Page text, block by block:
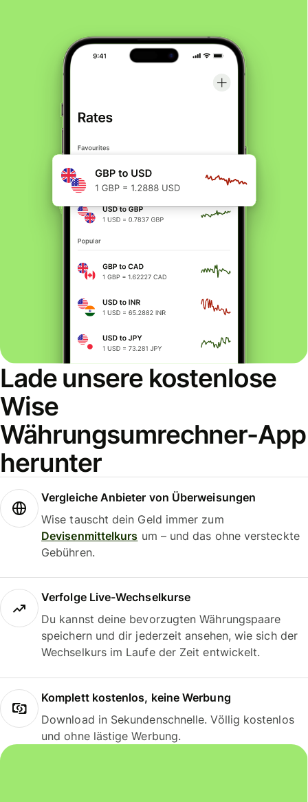
Lade unsere kostenlose
Wise
Währungsumrechner-App
herunter
Vergleiche Anbieter von Überweisungen
Wise tauscht dein Geld immer zum
Devisenmittelkurs um – und das ohne versteckte
Gebühren.
Verfolge Live-Wechselkurse
Du kannst deine bevorzugten Währungspaare
speichern und dir jederzeit ansehen, wie sich der
Wechselkurs im Laufe der Zeit entwickelt.
Komplett kostenlos, keine Werbung
Download in Sekundenschnelle. Völlig kostenlos
und ohne lästige Werbung.